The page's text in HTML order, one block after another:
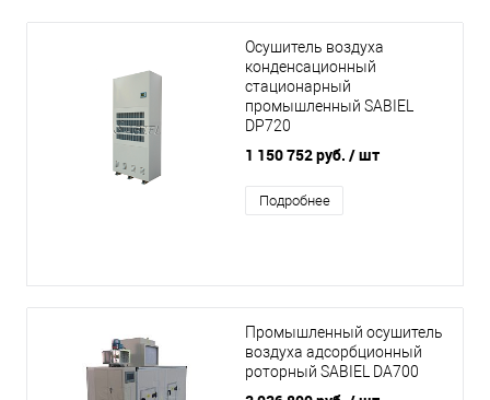
Осушитель воздуха
конденсационный
стационарный
промышленный SABIEL
DP720
1 150 752 руб. / шт
Подробнее
Промышленный осушитель
воздуха адсорбционный
роторный SABIEL DA700